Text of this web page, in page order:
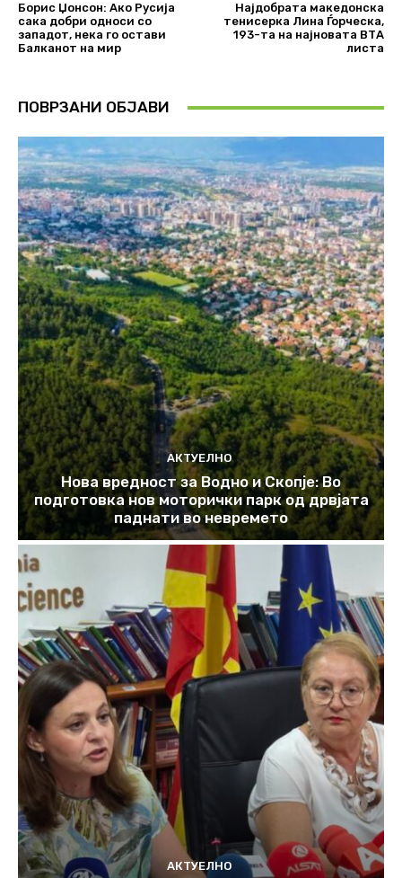
Борис Џонсон: Ако Русија
сака добри односи со
западот, нека го остави
Балканот на мир
Најдобрата македонска
тенисерка Лина Ѓорческа,
193-та на најновата ВТА
листа
ПОВРЗАНИ ОБЈАВИ
АКТУЕЛНО
Нова вредност за Водно и Скопје: Во
подготовка нов моторички парк од дрвјата
паднати во невремето
АКТУЕЛНО